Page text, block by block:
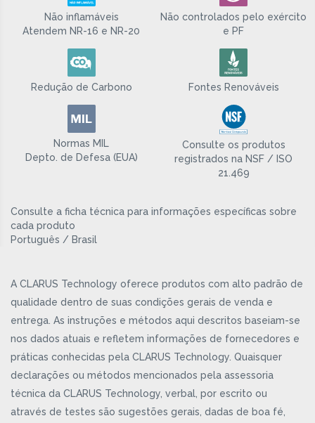
Não inflamáveis
Atendem NR-16 e NR-20
Não controlados pelo exército
e PF
Redução de Carbono Fontes Renováveis
Normas MIL
Depto. de Defesa (EUA)
Consulte os produtos
registrados na NSF / ISO
21.469
Consulte a ficha técnica para informações específicas sobre
cada produto
Português / Brasil
A CLARUS Technology oferece produtos com alto padrão de
qualidade dentro de suas condições gerais de venda e
entrega. As instruções e métodos aqui descritos baseiam-se
nos dados atuais e refletem informações de fornecedores e
práticas conhecidas pela CLARUS Technology. Quaisquer
declarações ou métodos mencionados pela assessoria
técnica da CLARUS Technology, verbal, por escrito ou
através de testes são sugestões gerais, dadas de boa fé,